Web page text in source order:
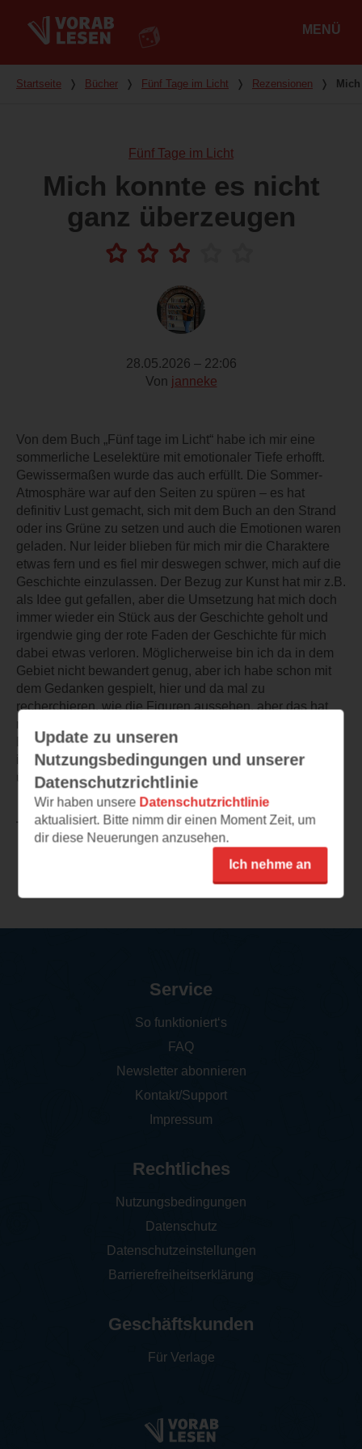
MENÜ
Du bist hier
Startseite ❭ Bücher ❭ Fünf Tage im Licht ❭ Rezensionen ❭
Fünf Tage im Licht
Mich konnte es nicht
ganz überzeugen
28.05.2026 – 22:06
Von janneke
Von dem Buch „Fünf tage im Licht“ habe ich mir eine
sommerliche Leselektüre mit emotionaler Tiefe erhofft.
Gewissermaßen wurde das auch erfüllt. Die Sommer-
Atmosphäre war auf den Seiten zu spüren – es hat
definitiv Lust gemacht, sich mit dem Buch an den Strand
oder ins Grüne zu setzen und auch die Emotionen waren
geladen. Nur leider blieben für mich mir die Charaktere
etwas fern und es fiel mir deswegen schwer, mich auf die
Geschichte einzulassen. Der Bezug zur Kunst hat mir z.B.
als Idee gut gefallen, aber die Umsetzung hat mich doch
immer wieder ein Stück aus der Geschichte geholt und
irgendwie ging der rote Faden der Geschichte für mich
dabei etwas verloren. Möglicherweise bin ich da in dem
Gebiet nicht bewandert genug, aber ich habe schon mit
dem Gedanken gespielt, hier und da mal zu
recherchieren, wie die Figuren aussehen, aber das hat
mich noch viel mehr aus der Geschichte gezogen. Im
Endeffekt habe ich es auch nicht gemacht, aber
insgesamt hat mich das das Buch leider nicht ganz so
überzeugen können.
TEILEN
Update zu unseren
Nutzungsbedingungen und unserer
Datenschutzrichtlinie
Wir haben unsere Datenschutzrichtlinie
aktualisiert. Bitte nimm dir einen Moment Zeit, um
dir diese Neuerungen anzusehen.
Ich nehme an
Service
So funktioniert‘s
FAQ
Newsletter abonnieren
Kontakt/Support
Impressum
Rechtliches
Nutzungsbedingungen
Datenschutz
Datenschutzeinstellungen
Barrierefreiheitserklärung
Geschäftskunden
Für Verlage